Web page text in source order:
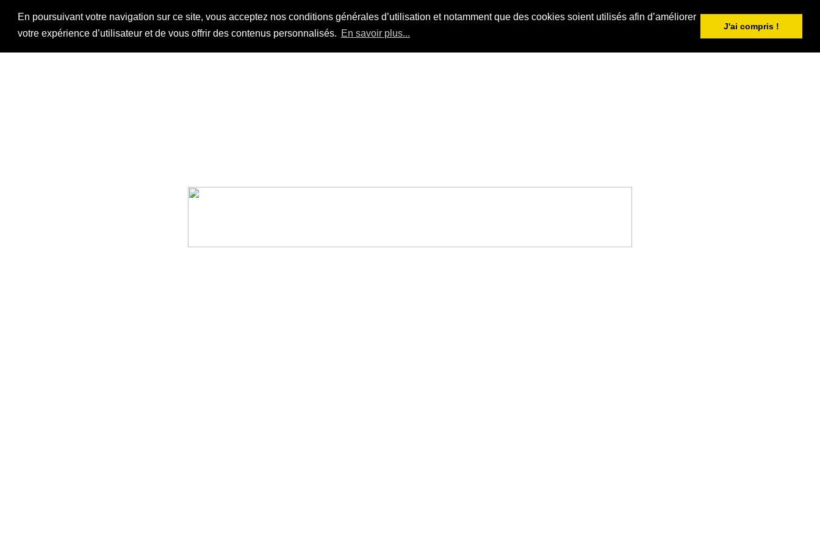
En poursuivant votre navigation sur ce site, vous acceptez nos conditions générales d’utilisation et notamment que des cookies soient utilisés afin d’améliorer
votre expérience d’utilisateur et de vous offrir des contenus personnalisés. En savoir plus...
J'ai compris !